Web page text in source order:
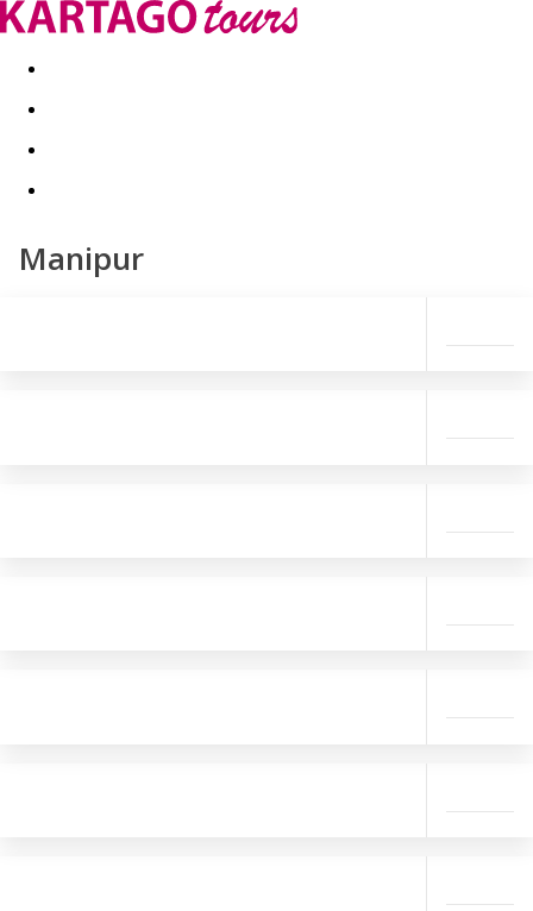
Last minute Dovolenkové kluby
Manipur